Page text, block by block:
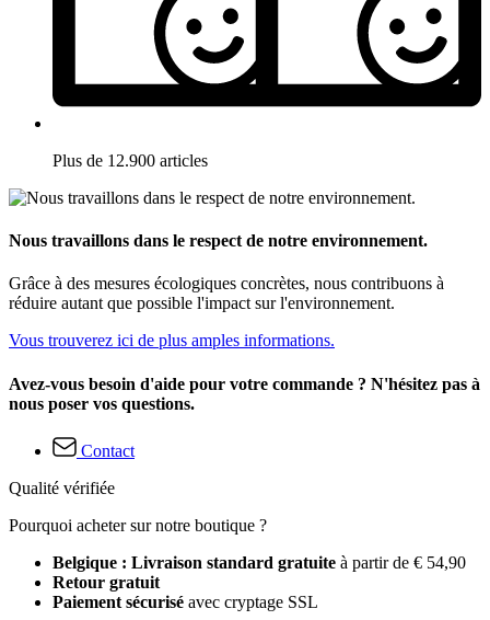
Plus de 12.900 articles
Nous travaillons dans le respect de notre environnement.
Grâce à des mesures écologiques concrètes, nous contribuons à
réduire autant que possible l'impact sur l'environnement.
Vous trouverez ici de plus amples informations.
Avez-vous besoin d'aide pour votre commande ? N'hésitez pas à
nous poser vos questions.
Contact
Qualité vérifiée
Pourquoi acheter sur notre boutique ?
Belgique : Livraison standard gratuite à partir de € 54,90
Retour gratuit
Paiement sécurisé avec cryptage SSL